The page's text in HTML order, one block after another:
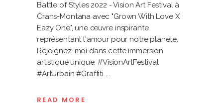
Battle of Styles 2022 - Vision Art Festival à
Crans-Montana avec "Grown With Love X
Eazy One", une œuvre inspirante
représentant l'amour pour notre planète.
Rejoignez-moi dans cette immersion
artistique unique. #VisionArtFestival
#ArtUrbain #Graffiti
READ MORE